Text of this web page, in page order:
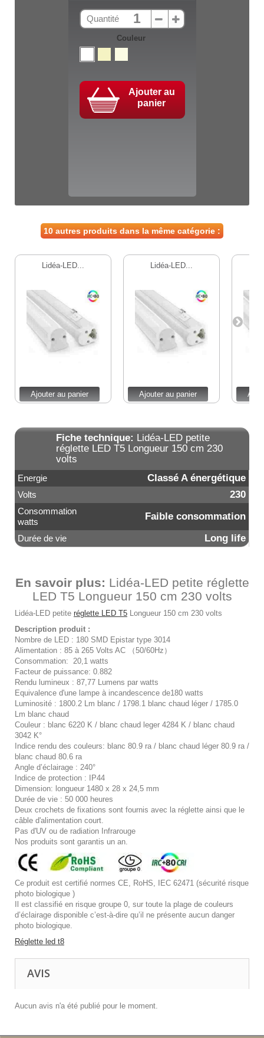
Quantité
Couleur
Ajouter au
panier
10 autres produits dans la même catégorie :
Lidéa-LED...
Ajouter au panier
Lidéa-LED...
Ajouter au panier
Fiche technique: Lidéa-LED petite
réglette LED T5 Longueur 150 cm 230
volts
Energie Classé A énergétique
Volts 230
Consommation
watts
Faible consommation
Durée de vie Long life
En savoir plus: Lidéa-LED petite réglette
LED T5 Longueur 150 cm 230 volts
Lidéa-LED petite réglette LED T5 Longueur 150 cm 230 volts
Description produit :
Nombre de LED : 180 SMD Epistar type 3014
Alimentation : 85 à 265 Volts AC （50/60Hz）
Consommation: 20,1 watts
Facteur de puissance: 0.882
Rendu lumineux : 87,77 Lumens par watts
Equivalence d'une lampe à incandescence de180 watts
Luminosité : 1800.2 Lm blanc / 1798.1 blanc chaud léger / 1785.0
Lm blanc chaud
Couleur : blanc 6220 K / blanc chaud leger 4284 K / blanc chaud
3042 K°
Indice rendu des couleurs: blanc 80.9 ra / blanc chaud léger 80.9 ra /
blanc chaud 80.6 ra
Angle d’éclairage : 240°
Indice de protection : IP44
Dimension: longueur 1480 x 28 x 24,5 mm
Durée de vie : 50 000 heures
Deux crochets de fixations sont fournis avec la réglette ainsi que le
câble d'alimentation court.
Pas d'UV ou de radiation Infrarouge
Nos produits sont garantis un an.
Ce produit est certifié normes CE, RoHS, IEC 62471 (sécurité risque
photo biologique )
Il est classifié en risque groupe 0, sur toute la plage de couleurs
d’éclairage disponible c’est-à-dire qu’il ne présente aucun danger
photo biologique.
Réglette led t8
AVIS
Aucun avis n'a été publié pour le moment.